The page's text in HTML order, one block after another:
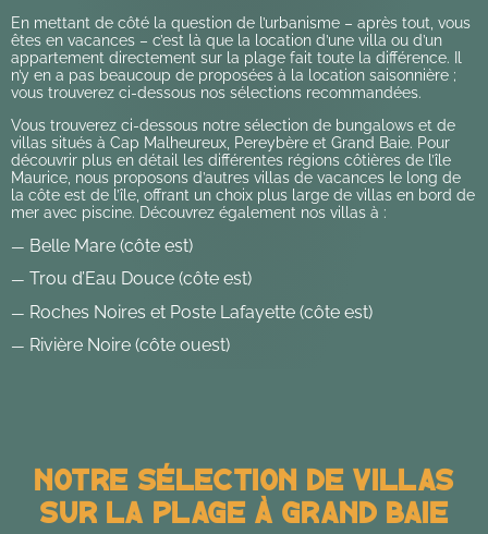
En mettant de côté la question de l’urbanisme – après tout, vous
êtes en vacances – c’est là que la location d’une villa ou d’un
appartement directement sur la plage fait toute la différence. Il
n’y en a pas beaucoup de proposées à la location saisonnière ;
vous trouverez ci-dessous nos sélections recommandées.
Vous trouverez ci-dessous notre sélection de bungalows et de
villas situés à Cap Malheureux, Pereybère et Grand Baie. Pour
découvrir plus en détail les différentes régions côtières de l’île
Maurice, nous proposons d’autres villas de vacances le long de
la côte est de l’île, offrant un choix plus large de villas en bord de
mer avec piscine. Découvrez également nos villas à :
— Belle Mare (côte est)
— Trou d’Eau Douce (côte est)
— Roches Noires et Poste Lafayette (côte est)
— Rivière Noire (côte ouest)
Notre Sélection De Villas
Sur La Plage À Grand Baie